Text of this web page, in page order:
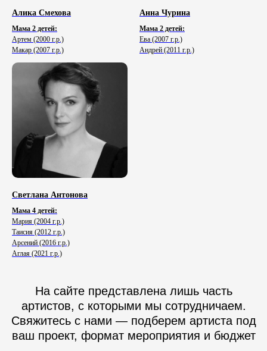
Алика Смехова
Мама 2 детей:
Артем (2000 г.р.)
Макар (2007 г.р.)
Анна Чурина
Мама 2 детей:
Ева (2007 г.р.)
Андрей (2011 г.р.)
Светлана Антонова
Мама 4 детей:
Мария (2004 г.р.)
Таисия (2012 г.р.)
Арсений (2016 г.р.)
Аглая (2021 г.р.)